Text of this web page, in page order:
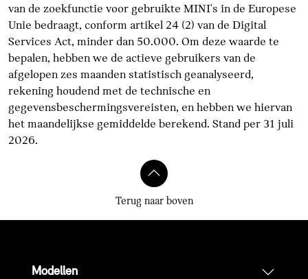
van de zoekfunctie voor gebruikte MINI's in de Europese
Unie bedraagt, conform artikel 24 (2) van de Digital
Services Act, minder dan 50.000. Om deze waarde te
bepalen, hebben we de actieve gebruikers van de
afgelopen zes maanden statistisch geanalyseerd,
rekening houdend met de technische en
gegevensbeschermingsvereisten, en hebben we hiervan
het maandelijkse gemiddelde berekend. Stand per 31 juli
2026.
Terug naar boven
Modellen